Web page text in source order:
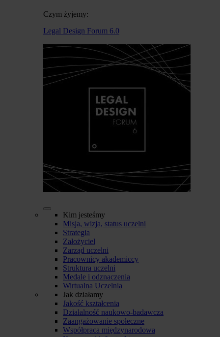
Czym żyjemy:
Legal Design Forum 6.0
Kim jesteśmy
Misja, wizja, status uczelni
Strategia
Założyciel
Zarząd uczelni
Pracownicy akademiccy
Struktura uczelni
Medale i odznaczenia
Wirtualna Uczelnia
Jak działamy
Jakość kształcenia
Działalność naukowo-badawcza
Zaangażowanie społeczne
Współpraca międzynarodowa